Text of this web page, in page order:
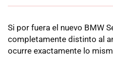
Si por fuera el nuevo BMW
completamente distinto al
ocurre exactamente lo